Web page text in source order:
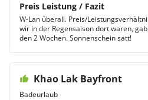
Preis Leistung / Fazit
W-Lan überall. Preis/
wir in der Regensaison dort waren,
den 2 Wochen. Sonnenschein satt!
Khao Lak Bayfront
Badeurlaub